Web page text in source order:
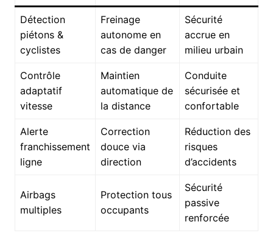
Détection
piétons &
cyclistes
Freinage
autonome en
cas de danger
Sécurité
accrue en
milieu urbain
Contrôle
adaptatif
vitesse
Maintien
automatique de
la distance
Conduite
sécurisée et
confortable
Alerte
franchissement
ligne
Correction
douce via
direction
Réduction des
risques
d’accidents
Airbags
multiples
Protection tous
occupants
Sécurité
passive
renforcée